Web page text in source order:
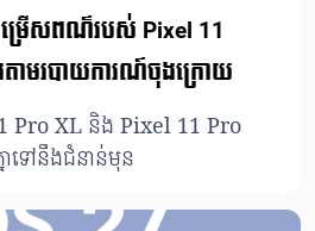
ម្រើសពណ៌របស់ Pixel 11
ាមរបាយការណ៍ចុងក្រោយ
Pro XL និង Pixel 11 Pro
ទៅនឹងជំនាន់មុន